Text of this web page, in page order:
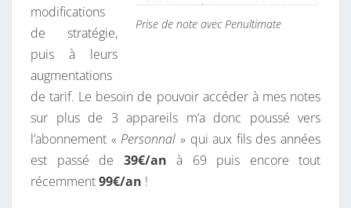
?
Prise de note avec Penultimate
modifications
de stratégie,
puis à leurs
augmentations
de tarif. Le besoin de pouvoir accéder à mes notes
sur plus de 3 appareils m’a donc poussé vers
l’abonnement «Personnal » qui aux fils des années
est passé de 39€/an à 69 puis encore tout
récemment99€/an !